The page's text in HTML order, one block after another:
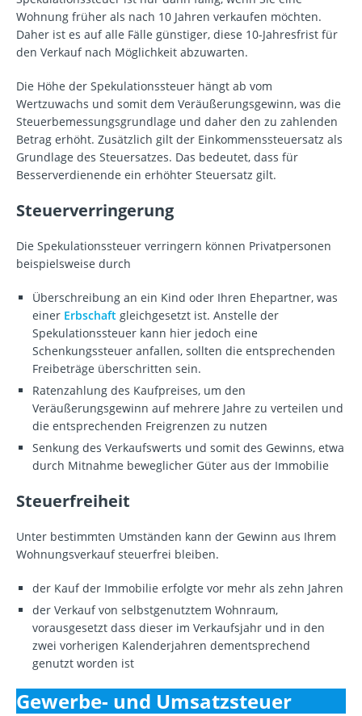
Wohnung früher als nach 10 Jahren verkaufen möchten.
Daher ist es auf alle Fälle günstiger, diese 10-Jahresfrist für
den Verkauf nach Möglichkeit abzuwarten.
Die Höhe der Spekulationssteuer hängt ab vom
Wertzuwachs und somit dem Veräußerungsgewinn, was die
Steuerbemessungsgrundlage und daher den zu zahlenden
Betrag erhöht. Zusätzlich gilt der Einkommenssteuersatz als
Grundlage des Steuersatzes. Das bedeutet, dass für
Besserverdienende ein erhöhter Steuersatz gilt.
Steuerverringerung
Die Spekulationssteuer verringern können Privatpersonen
beispielsweise durch
Überschreibung an ein Kind oder Ihren Ehepartner, was
einer Erbschaft gleichgesetzt ist. Anstelle der
Spekulationssteuer kann hier jedoch eine
Schenkungssteuer anfallen, sollten die entsprechenden
Freibeträge überschritten sein.
Ratenzahlung des Kaufpreises, um den
Veräußerungsgewinn auf mehrere Jahre zu verteilen und
die entsprechenden Freigrenzen zu nutzen
Senkung des Verkaufswerts und somit des Gewinns, etwa
durch Mitnahme beweglicher Güter aus der Immobilie
Steuerfreiheit
Unter bestimmten Umständen kann der Gewinn aus Ihrem
Wohnungsverkauf steuerfrei bleiben.
der Kauf der Immobilie erfolgte vor mehr als zehn Jahren
der Verkauf von selbstgenutztem Wohnraum,
vorausgesetzt dass dieser im Verkaufsjahr und in den
zwei vorherigen Kalenderjahren dementsprechend
genutzt worden ist
Gewerbe- und Umsatzsteuer